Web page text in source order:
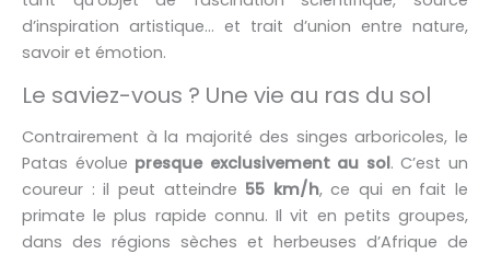
d’inspiration artistique… et trait d’union entre nature,
savoir et émotion.
Le saviez-vous ? Une vie au ras du sol
Contrairement à la majorité des singes arboricoles, le
Patas évolue presque exclusivement au sol. C’est un
coureur : il peut atteindre 55 km/h, ce qui en fait le
primate le plus rapide connu. Il vit en petits groupes,
dans des régions sèches et herbeuses d’Afrique de